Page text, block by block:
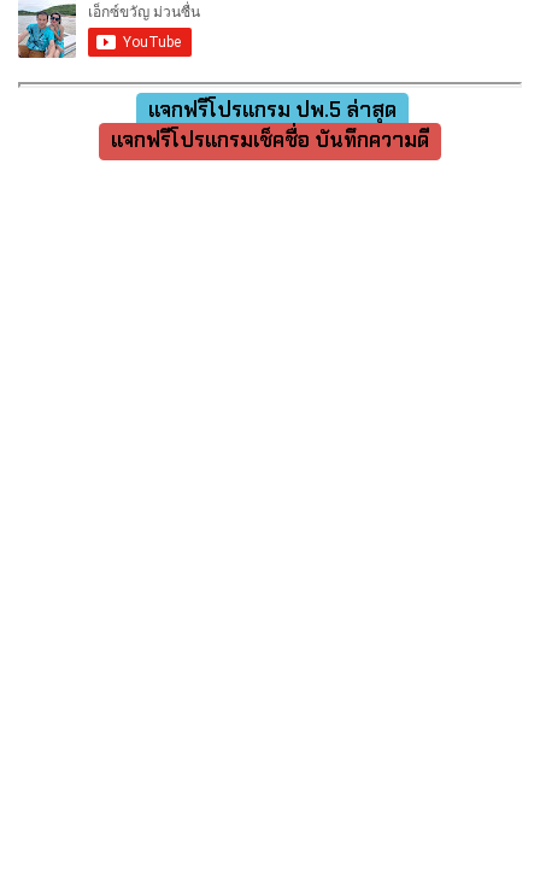
แจกฟรีโปรแกรม ปพ.5 ล่าสุด
แจกฟรีโปรแกรมเช็คชื่อ บันทึกความดี